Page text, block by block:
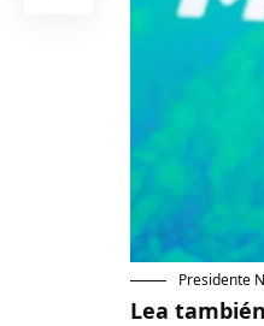
Presidente
Lea